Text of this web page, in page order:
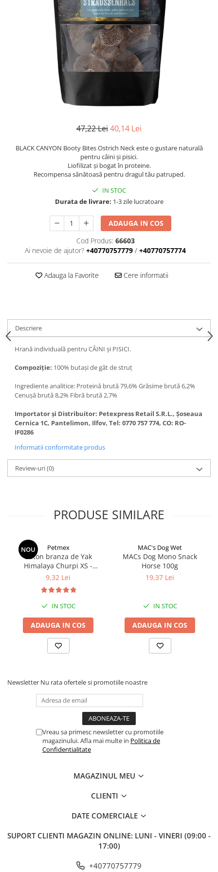
47,22 Lei40,14 Lei
BLACK CANYON Booty Bites Ostrich Neck este o gustare naturală
pentru câini și pisici.
Liofilizat și bogat în proteine.
Recompensa sănătoasă pentru dragul tău patruped.
IN STOC
Durata de livrare: 1-3 zile lucratoare
ADAUGA IN COS
Cod Produs: 66603
Ai nevoie de ajutor? +40770757779 / +40770757774
Adauga la Favorite Cere informatii
Descriere
Hrană individuală pentru CÂINI și PISICI.
Compoziție: 100% butași de gât de struț
Ingrediente analitice: Proteină brută 79,6% Grăsime brută 6,2%
Cenușă brută 8,2% Fibră brută 2,7%
Importator și Distribuitor: Petexpress Retail S.R.L., Șoseaua
Cernica 1C, Pantelimon, Ilfov, Tel: 0770 757 774, CO: RO-
IF0286
Informatii conformitate produs
Review-uri(0)
PRODUSE SIMILARE
NOU Petmex
Baton branza de Yak
Himalaya Churpi XS -
recompensa caini
9,32 Lei
IN STOC
ADAUGA IN COS
MAC's Dog Wet
MACs Dog Mono Snack
Horse 100g
19,37 Lei
IN STOC
ADAUGA IN COS
Newsletter Nu rata ofertele si promotiile noastre
Vreau sa primesc newsletter cu promotiile
magazinului. Afla mai multe in Politica de
Confidentialitate
MAGAZINUL MEU
CLIENTI
DATE COMERCIALE
SUPORT CLIENTI MAGAZIN ONLINE: LUNI - VINERI (09:00 -
17:00)
+40770757779